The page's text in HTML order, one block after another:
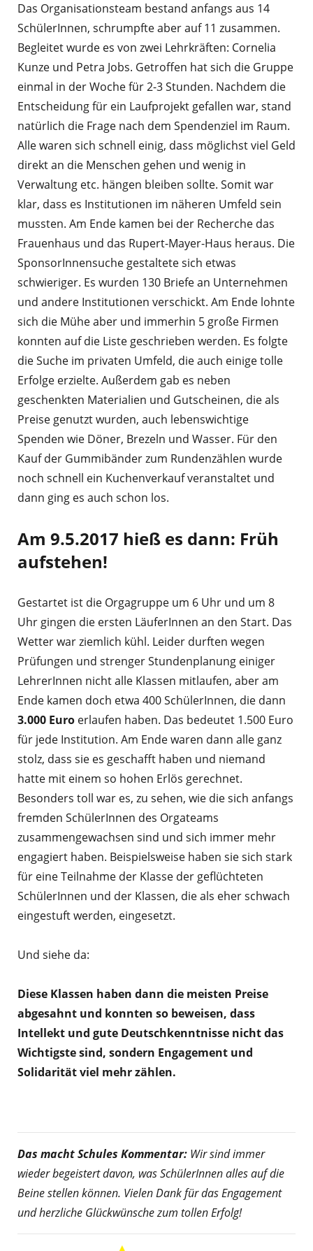
Das Organisationsteam bestand anfangs aus 14
SchülerInnen, schrumpfte aber auf 11 zusammen.
Begleitet wurde es von zwei Lehrkräften: Cornelia
Kunze und Petra Jobs. Getroffen hat sich die Gruppe
einmal in der Woche für 2-3 Stunden. Nachdem die
Entscheidung für ein Laufprojekt gefallen war, stand
natürlich die Frage nach dem Spendenziel im Raum.
Alle waren sich schnell einig, dass möglichst viel Geld
direkt an die Menschen gehen und wenig in
Verwaltung etc. hängen bleiben sollte. Somit war
klar, dass es Institutionen im näheren Umfeld sein
mussten. Am Ende kamen bei der Recherche das
Frauenhaus und das Rupert-Mayer-Haus heraus. Die
SponsorInnensuche gestaltete sich etwas
schwieriger. Es wurden 130 Briefe an Unternehmen
und andere Institutionen verschickt. Am Ende lohnte
sich die Mühe aber und immerhin 5 große Firmen
konnten auf die Liste geschrieben werden. Es folgte
die Suche im privaten Umfeld, die auch einige tolle
Erfolge erzielte. Außerdem gab es neben
geschenkten Materialien und Gutscheinen, die als
Preise genutzt wurden, auch lebenswichtige
Spenden wie Döner, Brezeln und Wasser. Für den
Kauf der Gummibänder zum Rundenzählen wurde
noch schnell ein Kuchenverkauf veranstaltet und
dann ging es auch schon los.
Am 9.5.2017 hieß es dann: Früh
aufstehen!
Gestartet ist die Orgagruppe um 6 Uhr und um 8
Uhr gingen die ersten LäuferInnen an den Start. Das
Wetter war ziemlich kühl. Leider durften wegen
Prüfungen und strenger Stundenplanung einiger
LehrerInnen nicht alle Klassen mitlaufen, aber am
Ende kamen doch etwa 400 SchülerInnen, die dann
3.000 Euro erlaufen haben. Das bedeutet 1.500 Euro
für jede Institution. Am Ende waren dann alle ganz
stolz, dass sie es geschafft haben und niemand
hatte mit einem so hohen Erlös gerechnet.
Besonders toll war es, zu sehen, wie die sich anfangs
fremden SchülerInnen des Orgateams
zusammengewachsen sind und sich immer mehr
engagiert haben. Beispielsweise haben sie sich stark
für eine Teilnahme der Klasse der geflüchteten
SchülerInnen und der Klassen, die als eher schwach
eingestuft werden, eingesetzt.
Und siehe da:
Diese Klassen haben dann die meisten Preise
abgesahnt und konnten so beweisen, dass
Intellekt und gute Deutschkenntnisse nicht das
Wichtigste sind, sondern Engagement und
Solidarität viel mehr zählen.
Das macht Schules Kommentar: Wir sind immer
wieder begeistert davon, was SchülerInnen alles auf die
Beine stellen können. Vielen Dank für das Engagement
und herzliche Glückwünsche zum tollen Erfolg!